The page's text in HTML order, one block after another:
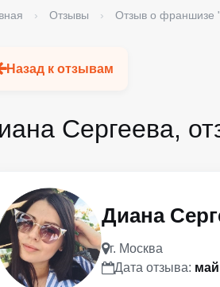
› Отзывы › Отзыв о франшизе
Назад к отзывам
Сергеева,
Диана
г. Москва
Дата отзыва: